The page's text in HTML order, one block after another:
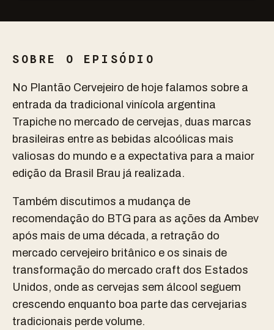
SOBRE O EPISÓDIO
No Plantão Cervejeiro de hoje falamos sobre a
entrada da tradicional vinícola argentina
Trapiche no mercado de cervejas, duas marcas
brasileiras entre as bebidas alcoólicas mais
valiosas do mundo e a expectativa para a maior
edição da Brasil Brau já realizada.
Também discutimos a mudança de
recomendação do BTG para as ações da Ambev
após mais de uma década, a retração do
mercado cervejeiro britânico e os sinais de
transformação do mercado craft dos Estados
Unidos, onde as cervejas sem álcool seguem
crescendo enquanto boa parte das cervejarias
tradicionais perde volume.